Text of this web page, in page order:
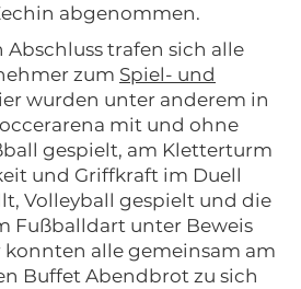
abgenommen.
Abschluss trafen sich alle
zum Spiel- und
wurden unter anderem in
mit und ohne
gespielt, am Kletterturm
und Griffkraft im Duell
Volleyball gespielt und die
Fußballdart unter Beweis
konnten alle gemeinsam am
Buffet Abendbrot zu sich